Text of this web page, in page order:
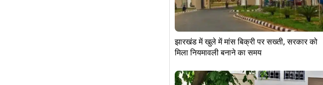
झारखंड में खुले में मांस बिक्री पर सख्ती, सरकार को
मिला नियमावली बनाने का समय